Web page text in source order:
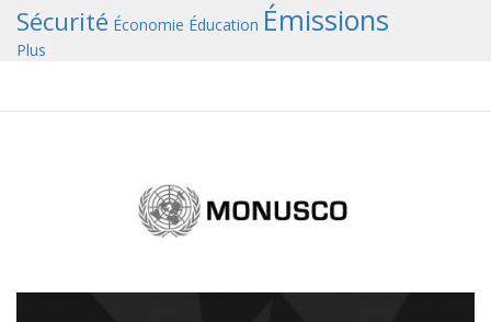
Sécurité Économie Éducation Émissions
Plus